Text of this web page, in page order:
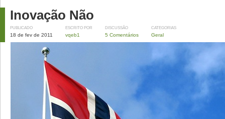
Inovação Não
PUBLICADO
18 de fev de 2011
ESCRITO POR
vqeb1
DISCUSSÃO
5 Comentários
CATEGORIAS
Geral